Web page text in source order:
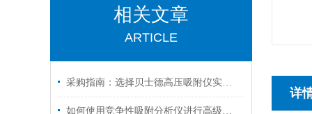
相关文章
ARTICLE
采购指南：选择贝士德高压吸附仪实力厂家的五大核心理由
如何使用竞争性吸附分析仪进行高级气体吸附实验？
详